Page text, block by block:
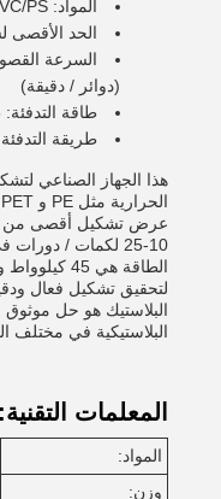
المواد: PE/PET/PVC/PS
الحد الأقصى
(دوائر / دقيقة)
طاقة التدفئة: 45 كيلوواط
طريقة
هذا الجهاز الصناعي
10-25 لكمات /
الطاقة هي
لتحقيق تشكيل فعال
البلاستيك هو حل
البلاستيكية في مختلف
المعلمات التقنية:
المواد:
وزن: